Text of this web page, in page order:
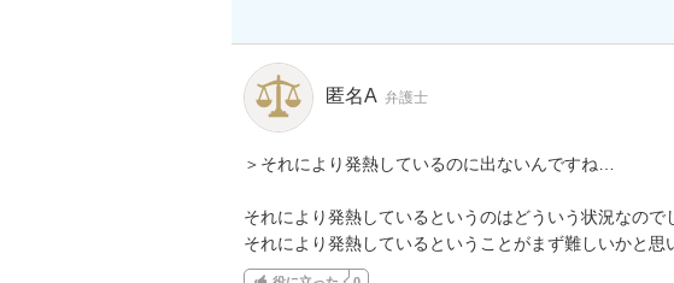
匿名A 弁護士
＞それにより発熱しているのに出ないんですね…
それにより発熱しているというのはどういう状況なので
それにより発熱しているということがまず難しいかと思